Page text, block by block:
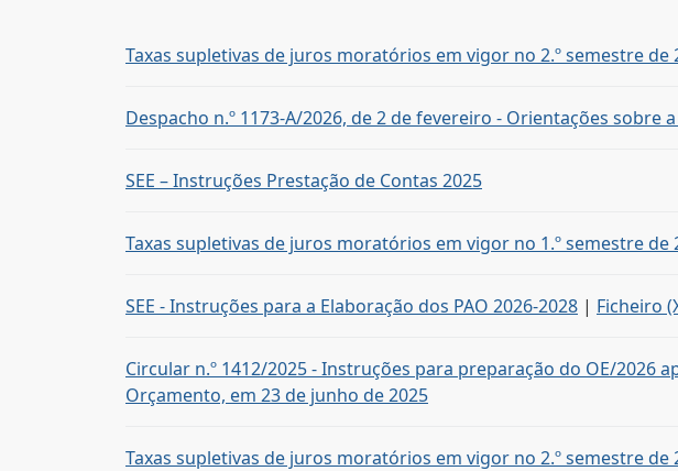
Taxas supletivas de juros moratórios em vigor no 2.º semestre de
Despacho n.º 1173-A/2026, de 2 de fevereiro - Orientações
SEE – Instruções Prestação de Contas 2025
Taxas supletivas de juros moratórios em vigor no 1.º semestre de
SEE - Instruções para a Elaboração dos PAO 2026-2028 | Ficheiro
Circular n.º 1412/2025 - Instruções para preparação do OE/2026
Orçamento, em 23 de junho de 2025
Taxas supletivas de juros moratórios em vigor no 2.º semestre de